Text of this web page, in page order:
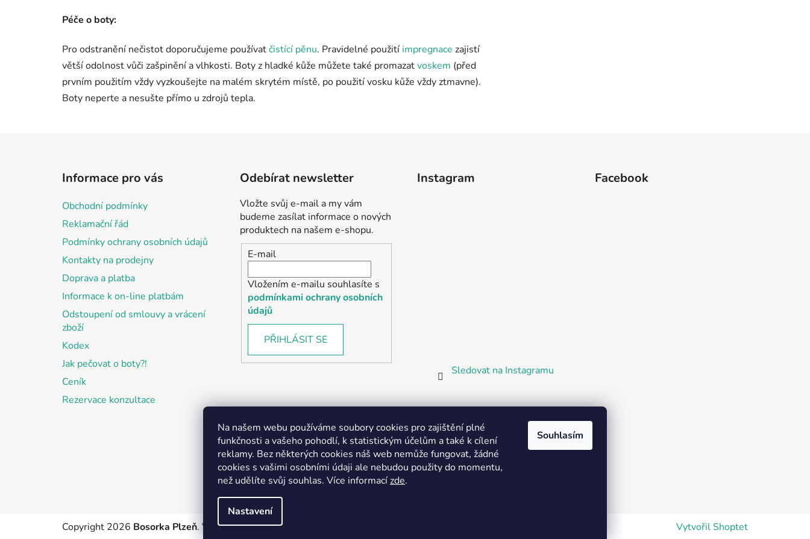
Na našem webu používáme soubory cookies pro zajištění plné
funkčnosti a vašeho pohodlí, k statistickým účelům a také k cílení
reklamy. Bez některých cookies náš web nemůže fungovat, žádné
cookies s vašimi osobními údaji ale nebudou použity do momentu,
než udělíte svůj souhlas. Více informacízde.
Nastavení
Souhlasím
Péče o boty:
Pro odstranění nečistot doporučujeme používatčistící pěnu. Pravidelné použití impregnace zajistí
větší odolnost vůči zašpinění a vlhkosti. Boty z hladké kůže můžete také promazatvoskem (před
prvním použitím vždy vyzkoušejte na malém skrytém místě, po použití vosku kůže vždy ztmavne).
Boty neperte a nesušte přímo u zdrojů tepla.
Informace pro vás
Obchodní podmínky
Reklamační řád
Podmínky ochrany osobních údajů
Kontakty na prodejny
Doprava a platba
Informace k on-line platbám
Odstoupení od smlouvy a vrácení
zboží
Kodex
Jak pečovat o boty?!
Ceník
Rezervace konzultace
Odebírat newsletter
Vložte svůj e-mail a my vám
budeme zasílat informace o nových
produktech na našem e-shopu.
E-mail
Vložením e-mailu souhlasíte s
podmínkami ochrany osobních
údajů
PŘIHLÁSIT SE
Instagram
Sledovat na Instagramu
Facebook
Partnerská prodejna Barefoot Plzeň
Vytvořil Shoptet
Copyright 2026 Bosorka Plzeň. Všechna práva vyhrazena.